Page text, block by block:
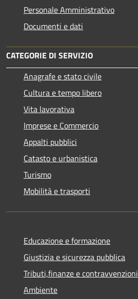
Personale Amministrativo
Documenti e dati
CATEGORIE DI SERVIZIO
Anagrafe e stato civile
Cultura e tempo libero
Vita lavorativa
Imprese e Commercio
Appalti pubblici
Catasto e urbanistica
Turismo
Mobilità e trasporti
Educazione e formazione
Giustizia e sicurezza pubblica
Tributi,finanze e contravvenzioni
Ambiente